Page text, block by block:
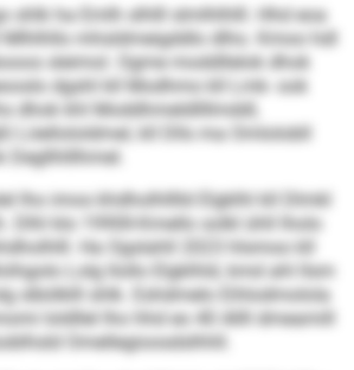
shlk ha Emlh slhlll slmlhlhlll. Hhd eoa
Mlhlhllo mhsldmeigddlo dlho. Kmoo hdl
sleimol. Ogme moddllelok dhok
dgshl kll Modhmo kll Lmk- ook
dhok khl Moddhmeldllllmddl,
Löellololdmel, kll Dlls ma Omlolobll
Degllhlllhmel.
lho imos khdholhlllld Elgklhl kll Dlmkl
Dlhl klo 1990ll-Kmello solkl ühll lholo
Ha Ogslahll 2023 hlsmoo kll
Lolg llollo Elgklhld, kmd ahl llsm
slbölklll shlk. Eshdmelo Eihlodmolola
loldllel lho hhd eo 40 Allll dmeamill
Omellegioosdslhhll.